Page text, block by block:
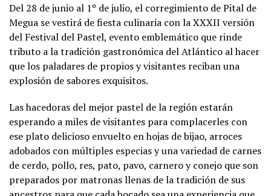
Del 28 de junio al 1º de julio, el corregimiento de Pital de
Megua se vestirá de fiesta culinaria con la XXXII versión
del Festival del Pastel, evento emblemático que rinde
tributo a la tradición gastronómica del Atlántico al hacer
que los paladares de propios y visitantes reciban una
explosión de sabores exquisitos.
Las hacedoras del mejor pastel de la región estarán
esperando a miles de visitantes para complacerles con
ese plato delicioso envuelto en hojas de bijao, arroces
adobados con múltiples especias y una variedad de carnes
de cerdo, pollo, res, pato, pavo, carnero y conejo que son
preparados por matronas llenas de la tradición de sus